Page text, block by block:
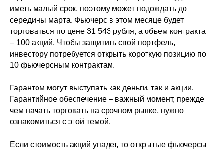
иметь малый срок, поэтому может подождать до
середины марта. Фьючерс в этом месяце будет
торговаться по цене 31 543 рубля, а объем контракта
– 100 акций. Чтобы защитить свой портфель,
инвестору потребуется открыть короткую позицию по
10 фьючерсным контрактам.
Гарантом могут выступать как деньги, так и акции.
Гарантийное обеспечение – важный момент, прежде
чем начать торговать на срочном рынке, нужно
ознакомиться с этой темой.
Если стоимость акций упадет, то открытые фьючерсы